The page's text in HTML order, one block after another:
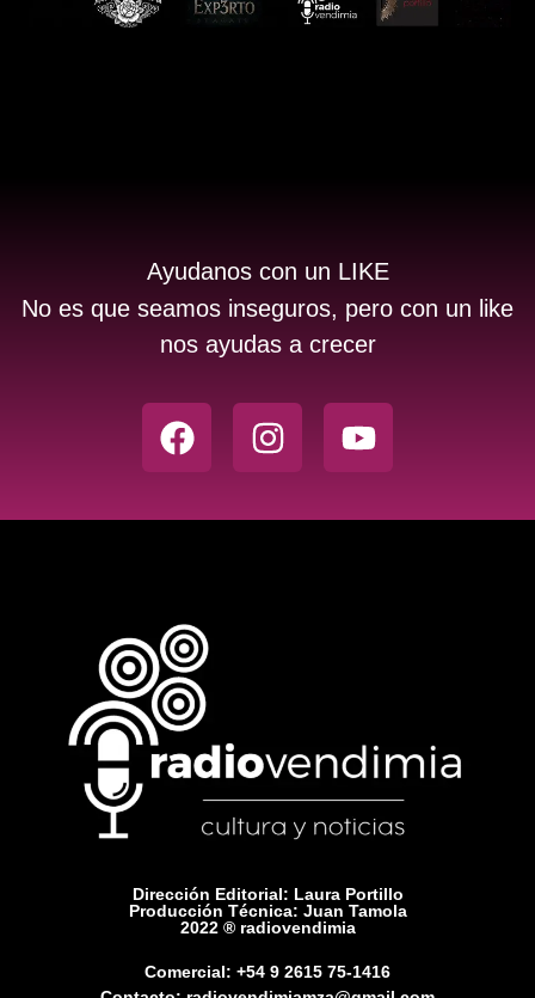
Ayudanos con un LIKE
No es que seamos inseguros, pero con un like
nos ayudas a crecer
Dirección Editorial: Laura Portillo
Producción Técnica: Juan Tamola
2022 ® radiovendimia
Comercial: +54 9 2615 75-1416